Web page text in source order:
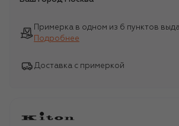
Примерка в одном из 6 пунктов
Подробнее
Доставка с примеркой